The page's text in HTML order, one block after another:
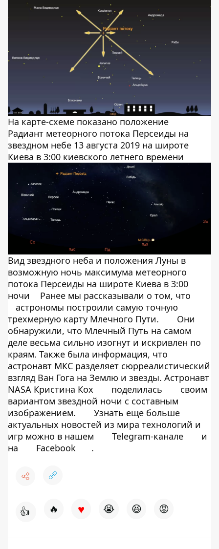
На карте-схеме показано положение
Радиант метеорного потока Персеиды на
звездном небе 13 августа 2019 на широте
Киева в 3:00 киевского летнего времени
Вид звездного неба и положения Луны в
возможную ночь максимума метеорного
потока Персеиды на широте Киева в 3:00
ночи
Ранее мы рассказывали о том, что
астрономы построили самую точную
трехмерную карту Млечного Пути.
Они
обнаружили, что Млечный Путь на самом
деле весьма сильно изогнут и искривлен по
краям. Также была информация, что
астронавт МКС разделяет сюрреалистический
взгляд Ван Гога на Землю и звезды. Астронавт
NASA Кристина Кох
поделилась
своим
вариантом звездной ночи с составным
изображением.
Узнать еще больше
актуальных новостей из мира технологий и
игр можно в нашем
Telegram-канале
и
на
Facebook .
👍 🔥 ♥ 😭 😆 😡